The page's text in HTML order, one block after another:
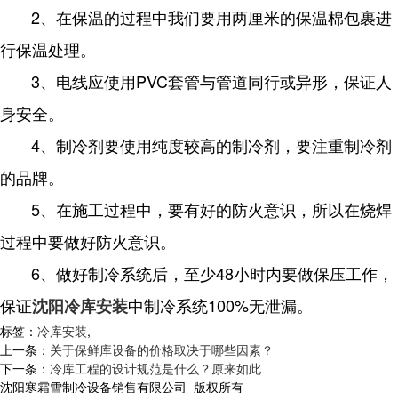
2、在保温的过程中我们要用两厘米的保温棉包裹进
行保温处理。
3、电线应使用PVC套管与管道同行或异形，保证人
身安全。
4、制冷剂要使用纯度较高的制冷剂，要注重制冷剂
的品牌。
5、在施工过程中，要有好的防火意识，所以在烧焊
过程中要做好防火意识。
6、做好制冷系统后，至少48小时内要做保压工作，
保证沈阳冷库安装中制冷系统100%无泄漏。
标签： 冷库安装,
上一条： 关于保鲜库设备的价格取决于哪些因素？
下一条： 冷库工程的设计规范是什么？原来如此
沈阳寒霜雪制冷设备销售有限公司 版权所有